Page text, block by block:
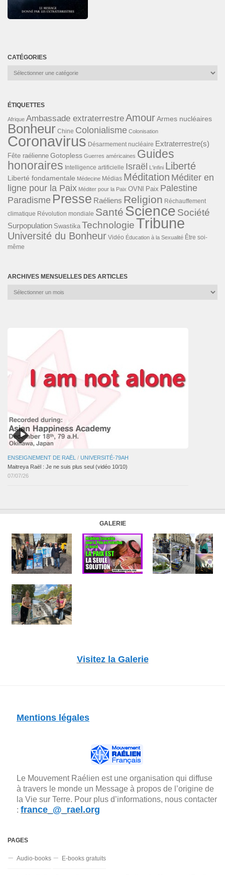
CATÉGORIES
Catégories
ÉTIQUETTES
Afrique Ambassade extraterrestreAmourArmes nucléaires
Bonheur Chine Colonialisme Colonisation
Coronavirus Désarmement nucléaire Extraterrestre(s)
Fête raélienne Gotopless Guerres américaines Guides
honoraires Intelligence artificielle Israël L'infini Liberté
Liberté fondamentale Médecine Médias Méditation Méditer en
ligne pour la Paix Méditer pour la Paix OVNI Paix Palestine
Paradisme Presse Raéliens Religion Réchauffement
climatique Révolution mondiale Santé Science Société
Surpopulation Swastika TechnologieTribune
Université du Bonheur Vidéo Éducation à la Sexualité Être soi-
même
ARCHIVES MENSUELLES DES ARTICLES
Archives
ENSEIGNEMENT DE RAËL / UNIVERSITÉ-79AH
Maitreya Raël : Je ne suis plus seul (vidéo 10/10)
07/07/26
GALERIE
Visitez la Galerie
Mentions légales
Le Mouvement Raélien est une organisation qui diffuse
à travers le monde un Message à propos de l’origine de
la Vie sur Terre. Pour plus d’informations, nous contacter
: france_@_rael.org
PAGES
Audio-books E-books gratuits